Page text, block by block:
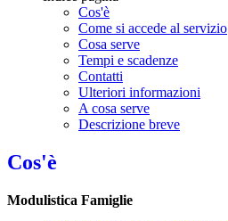
Cos'è
Come si accede al servizio
Cosa serve
Tempi e scadenze
Contatti
Ulteriori informazioni
A cosa serve
Descrizione breve
Cos'è
Modulistica Famiglie